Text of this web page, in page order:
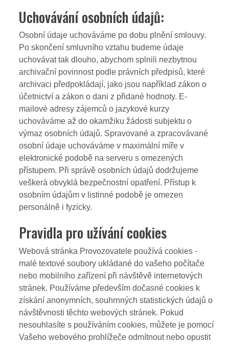
Uchovávání osobních údajů:
Osobní údaje uchováváme po dobu plnění smlouvy.
Po skončení smluvního vztahu budeme údaje
uchovávat tak dlouho, abychom splnili nezbytnou
archivační povinnost podle právních předpisů, které
archivaci předpokládají, jako jsou například zákon o
účetnictví a zákon o dani z přidané hodnoty. E-
mailové adresy zájemců o jazykové kurzy
uchováváme až do okamžiku žádosti subjektu o
výmaz osobních údajů. Spravované a zpracovávané
osobní údaje uchováváme v maximální míře v
elektronické podobě na serveru s omezených
přístupem. Při správě osobních údajů dodržujeme
veškerá obvyklá bezpečnostní opatření. Přístup k
osobním údajům v listinné podobě je omezen
personálně i fyzicky.
Pravidla pro užívání cookies
Webová stránka Provozovatele používá cookies -
malé textové soubory ukládané do vašeho počítače
nebo mobilního zařízení při návštěvě internetových
stránek. Používáme především dočasné cookies k
získání anonymních, souhrnných statistických údajů o
návštěvnosti těchto webových stránek. Pokud
nesouhlasíte s používáním cookies, můžete je pomocí
Vašeho webového prohlížeče odmítnout nebo opustit